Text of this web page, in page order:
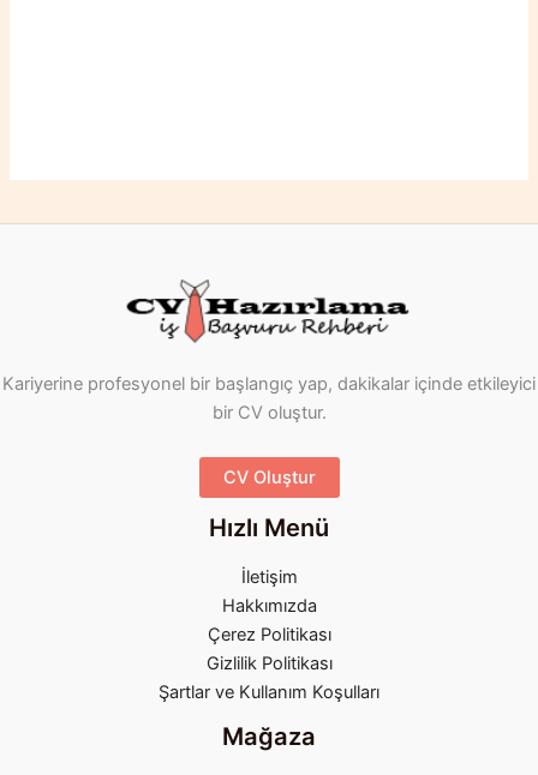
Kariyerine profesyonel bir başlangıç yap, dakikalar içinde etkileyici
bir CV oluştur.
CV Oluştur
Hızlı Menü
İletişim
Hakkımızda
Çerez Politikası
Gizlilik Politikası
Şartlar ve Kullanım Koşulları
Mağaza